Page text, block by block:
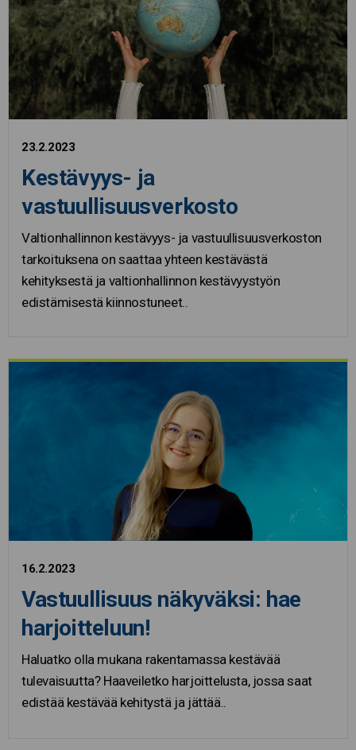
23.2.2023
Kestävyys- ja
vastuullisuusverkosto
Valtionhallinnon kestävyys- ja vastuullisuusverkoston
tarkoituksena on saattaa yhteen kestävästä
kehityksestä ja valtionhallinnon kestävyystyön
edistämisestä kiinnostuneet..
16.2.2023
Vastuullisuus näkyväksi: hae
harjoitteluun!
Haluatko olla mukana rakentamassa kestävää
tulevaisuutta? Haaveiletko harjoittelusta, jossa saat
edistää kestävää kehitystä ja jättää..